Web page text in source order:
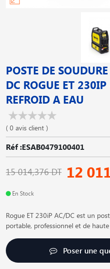
POSTE DE
DC ROGUE ET 230IP
REFROID A EAU
( 0 avis client )
Réf :ESAB0479100401
15 014,376 DT 12
En Stock
Rogue ET 230iP AC/DC est un
portable, professionnel et de
Poser une